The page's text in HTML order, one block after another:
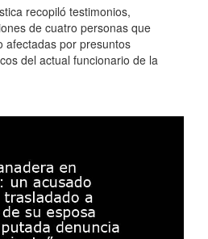
recopiló testimonios,
de cuatro personas que
afectadas por presuntos
del actual funcionario de la